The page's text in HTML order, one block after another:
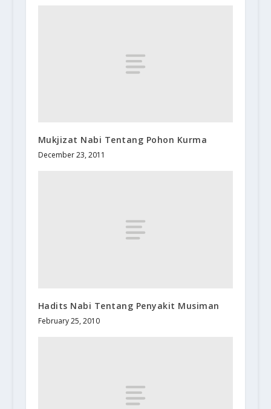
Mukjizat Nabi Tentang Pohon Kurma
December 23, 2011
Hadits Nabi Tentang Penyakit Musiman
February 25, 2010